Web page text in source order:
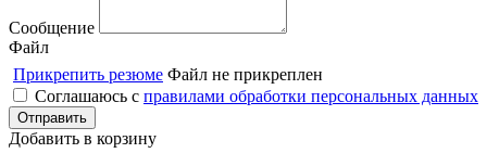
Сообщение
Файл
Прикрепить резюме Файл не прикреплен
Соглашаюсь с правилами обработки персональных данных
Добавить в корзину